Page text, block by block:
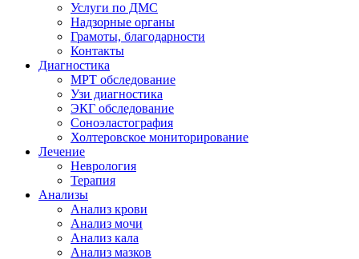
Услуги по ДМС
Надзорные органы
Грамоты, благодарности
Контакты
Диагностика
МРТ обследование
Узи диагностика
ЭКГ обследование
Соноэластография
Холтеровское мониторирование
Лечение
Неврология
Терапия
Анализы
Анализ крови
Анализ мочи
Анализ кала
Анализ мазков